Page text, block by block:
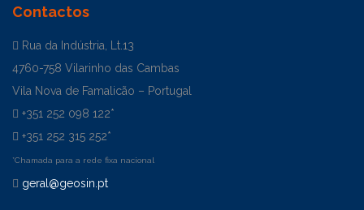
Contactos
Rua da Indústria, Lt.13
4760-758 Vilarinho das Cambas
Vila Nova de Famalicão – Portugal
+351 252 098 122*
+351 252 315 252*
*Chamada para a rede fixa nacional
geral@geosin.pt